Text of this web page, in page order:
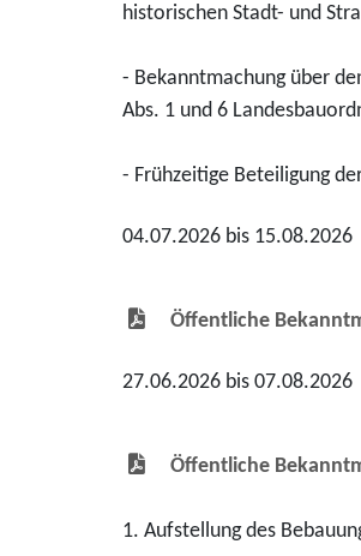
historischen Stadt- und
- Bekanntmachung über
Abs. 1 und 6
- Frühzeitige Beteiligung
04.07.2026 bis 15.08.2026
Öffentliche
27.06.2026 bis 07.08.2026
Öffentliche
1. Aufstellung des